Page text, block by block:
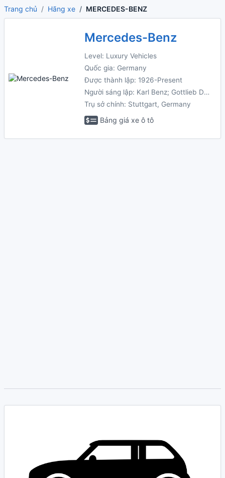
Trang chủ Hãng xe MERCEDES-BENZ
Mercedes-Benz
Level: Luxury Vehicles
Quốc gia: Germany
Được thành lập: 1926-Present
Người sáng lập: Karl Benz; Gottlieb Daimler
Trụ sở chính: Stuttgart, Germany
Bảng giá xe ô tô